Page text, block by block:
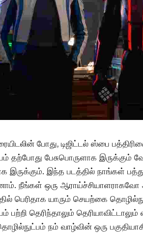
போது, டிஜிட்டல் ஸ்பை
தற்போது பேசுபொருளாக இருக்கும்
இருக்கும். இந்த படத்தில் நாங்கள்
நீங்கள் ஒரு ஆராய்ச்சியாளராகவோ
பெரிதாக யாரும் செயற்கை
பற்றி தெரிந்தாலும்
நம் வாழ்வின் ஒரு